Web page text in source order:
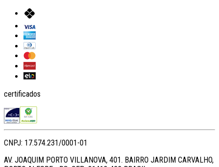
certificados
CNPJ: 17.574.231/0001-01
AV. JOAQUIM PORTO VILLANOVA, 401. BAIRRO JARDIM CARVALHO,